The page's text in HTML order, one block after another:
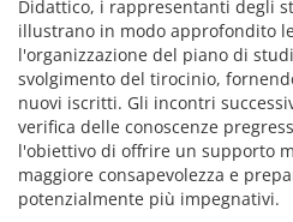
Didattico, i rappresentanti degli
illustrano in modo approfondito
l'organizzazione del piano di
svolgimento del tirocinio,
nuovi iscritti. Gli incontri
verifica delle conoscenze
l'obiettivo di offrire un supporto
maggiore consapevolezza e
potenzialmente più impegnativi.